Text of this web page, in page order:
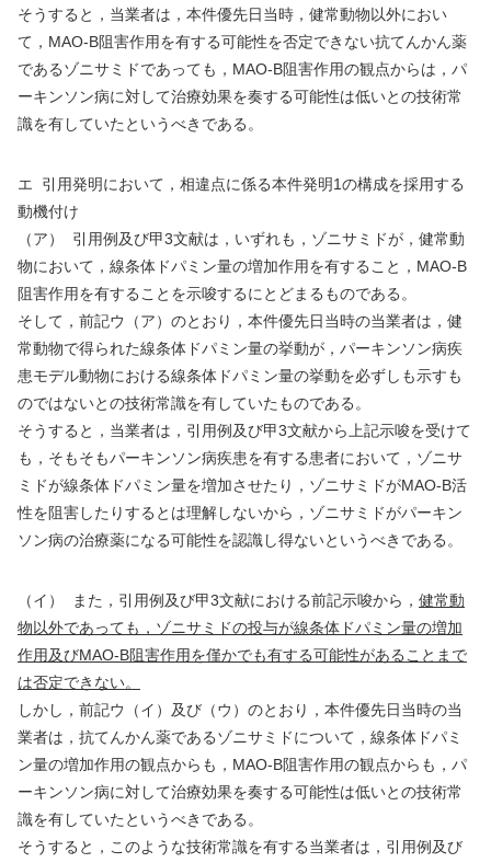
そうすると，当業者は，本件優先日当時，健常動物以外におい
て， MAO-B阻害作用を有する可能性を否定できない抗てんかん薬
であるゾニサミドであっても， MAO-B阻害作用の観点からは，パ
ーキンソン病に対して治療効果を奏する可能性は低いとの技術常
識を有していたというべきである。
エ 引用発明において，相違点に係る本件発明1の構成を採用する
動機付け
（ア）
引用例及び甲3文献は，いずれも，ゾニサミドが，健常動
物において，線条体ドパミン量の増加作用を有すること， MAO-B
阻害作用を有することを示唆するにとどまるものである。
そして，前記ウ（ア）のとおり，本件優先日当時の当業者は，健
常動物で得られた線条体ドパミン量の挙動が，パーキンソン病疾
患モデル動物における線条体ドパミン量の挙動を必ずしも示すも
のではないとの技術常識を有していたものである。
そうすると，当業者は，引用例及び甲3文献から上記示唆を受けて
も，そもそもパーキンソン病疾患を有する患者において，ゾニサ
ミドが線条体ドパミン量を増加させたり，ゾニサミドがMAO-B活
性を阻害したりするとは理解しないから，ゾニサミドがパーキン
ソン病の治療薬になる可能性を認識し得ないというべきである。
（イ） また，引用例及び甲3文献における前記示唆から， 健常動
物以外であっても，ゾニサミドの投与が線条体ドパミン量の増加
作用及びMAO-B阻害作用を僅かでも有する可能性があることまで
は否定できない。
しかし，前記ウ（イ）及び（ウ）のとおり，本件優先日当時の当
業者は，抗てんかん薬であるゾニサミドについて，線条体ドパミ
ン量の増加作用の観点からも， MAO-B阻害作用の観点からも，パ
ーキンソン病に対して治療効果を奏する可能性は低いとの技術常
識を有していたというべきである。
そうすると，このような技術常識を有する当業者は，引用例及び